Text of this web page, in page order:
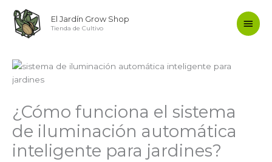
contenido
El Jardín Grow Shop
Tienda de Cultivo
¿Cómo funciona el sistema
de iluminación automática
inteligente para jardines?